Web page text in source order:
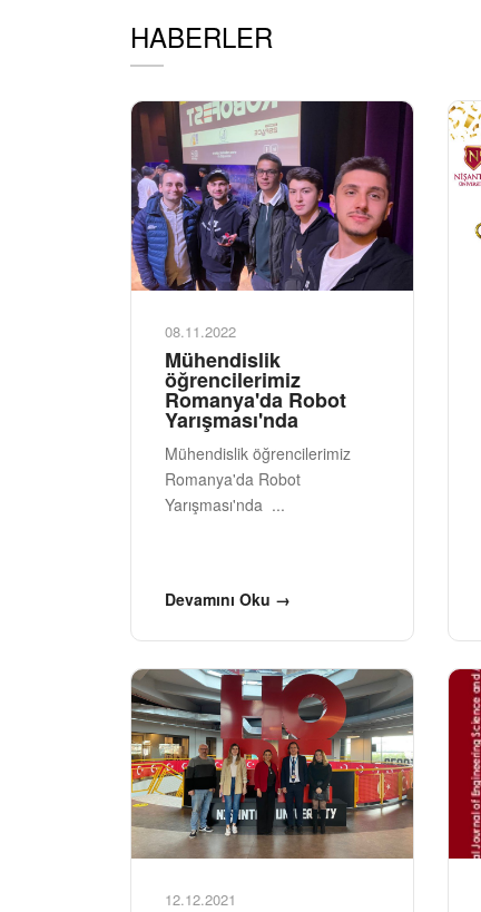
HABERLER
08.11.2022
Mühendislik
öğrencilerimiz
Romanya'da Robot
Yarışması'nda
Mühendislik öğrencilerimiz
Romanya'da Robot
Yarışması'nda ...
Devamını Oku →
12.12.2021